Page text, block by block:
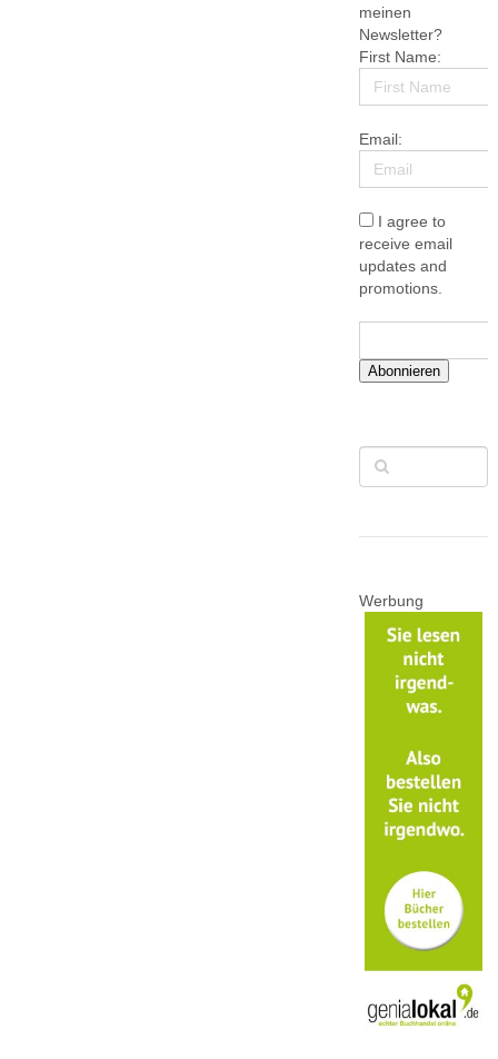
meinen
Newsletter?
First Name:
Email:
I agree to
receive email
updates and
promotions.
Abonnieren
Werbung